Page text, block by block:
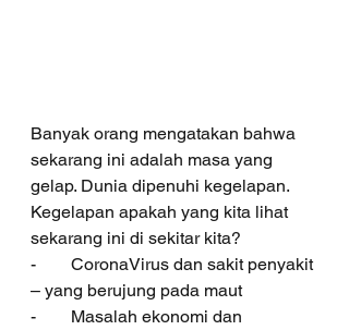
Banyak orang mengatakan bahwa
sekarang ini adalah masa yang
gelap. Dunia dipenuhi kegelapan.
Kegelapan apakah yang kita lihat
sekarang ini di sekitar kita?
-        CoronaVirus dan sakit penyakit
– yang berujung pada maut
-        Masalah ekonomi dan